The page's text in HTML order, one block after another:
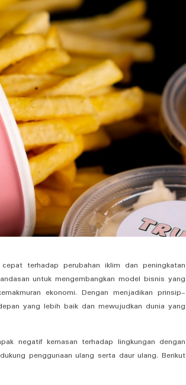
terhadap perubahan iklim dan peningkatan
untuk mengembangkan model bisnis yang
ekonomi. Dengan menjadikan prinsip-
yang lebih baik dan mewujudkan dunia yang
negatif kemasan terhadap lingkungan dengan
penggunaan ulang serta daur ulang. Berikut